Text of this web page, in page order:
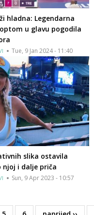
hladna: Legendarna
u glavu pogodila
Tue, 9 Jan 2024 - 11:40
slika ostavila
njoj i dalje priča
Sun, 9 Apr 2023 - 10:57